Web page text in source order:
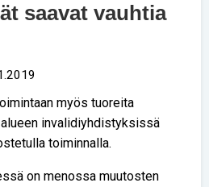
saavat vauhtia
myös tuoreita
alueen invalidiyhdistyksissä
toiminnalla.
on menossa muutosten